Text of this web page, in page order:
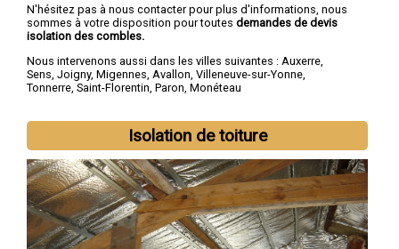
N'hésitez pas à nous contacter pour plus d'informations, nous
sommes à votre disposition pour toutes demandes de devis
isolation des combles.
Nous intervenons aussi dans les villes suivantes : Auxerre,
Sens, Joigny, Migennes, Avallon, Villeneuve-sur-Yonne,
Tonnerre, Saint-Florentin, Paron, Monéteau
Isolation de toiture